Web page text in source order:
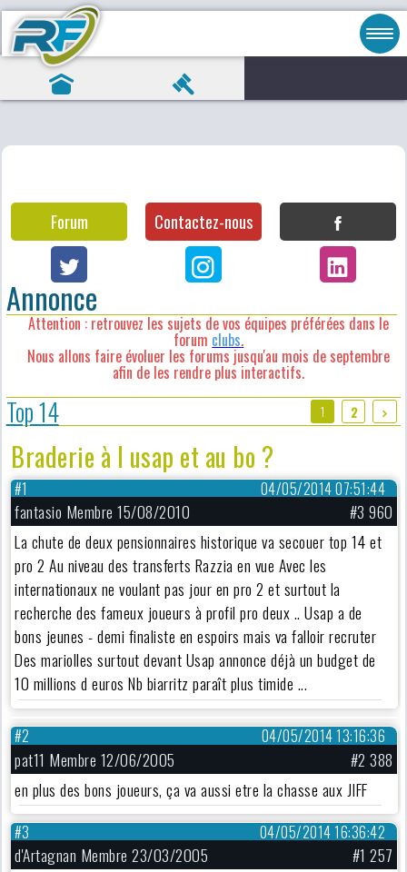
Forum Contactez-nous
Annonce
Attention : retrouvez les sujets de vos équipes préférées dans le
forum clubs.
Nous allons faire évoluer les forums jusqu'au mois de septembre
afin de les rendre plus interactifs.
Top 14 1 2
Braderie à l usap et au bo ?
04/05/2014 07:51:44
#1
fantasio Membre 15/08/2010
#3 960
La chute de deux pensionnaires historique va secouer top 14 et
pro 2 Au niveau des transferts Razzia en vue Avec les
internationaux ne voulant pas jour en pro 2 et surtout la
recherche des fameux joueurs à profil pro deux .. Usap a de
bons jeunes - demi finaliste en espoirs mais va falloir recruter
Des mariolles surtout devant Usap annonce déjà un budget de
10 millions d euros Nb biarritz paraît plus timide ...
04/05/2014 13:16:36
#2
pat11 Membre 12/06/2005
#2 388
en plus des bons joueurs, ça va aussi etre la chasse aux JIFF
04/05/2014 16:36:42
#3
d'Artagnan Membre 23/03/2005
#1 257